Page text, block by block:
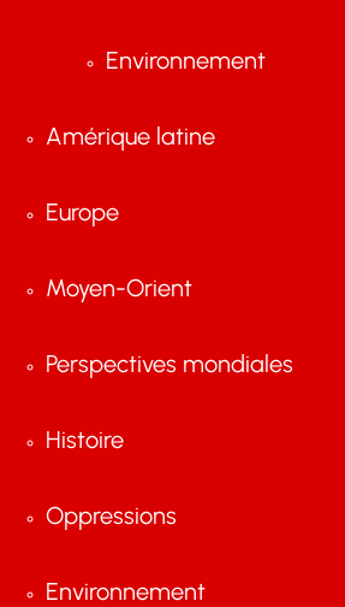
Environnement
Amérique latine
Europe
Moyen-Orient
Perspectives mondiales
Histoire
Oppressions
Environnement